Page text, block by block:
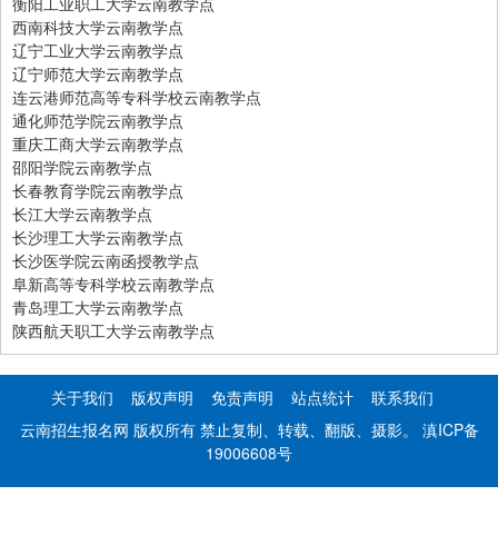
西南科技大学云南教学点
辽宁工业大学云南教学点
辽宁师范大学云南教学点
连云港师范高等专科学校云南教学点
通化师范学院云南教学点
重庆工商大学云南教学点
邵阳学院云南教学点
长春教育学院云南教学点
长江大学云南教学点
长沙理工大学云南教学点
长沙医学院云南函授教学点
阜新高等专科学校云南教学点
青岛理工大学云南教学点
陕西航天职工大学云南教学点
关于我们 版权声明 免责声明 站点统计
联系我们
云南招生报名网 版权所有 禁止复制、转载、翻版、摄影。 滇ICP备
19006608号